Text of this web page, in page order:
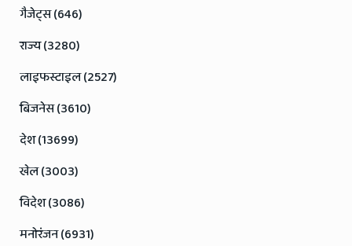
गैजेट्स (646)
राज्य (3280)
लाइफस्टाइल (2527)
बिजनेस (3610)
देश (13699)
खेल (3003)
विदेश (3086)
मनोरंजन (6931)